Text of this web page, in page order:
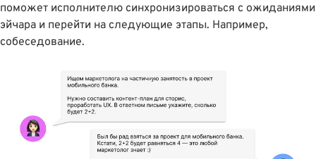
поможет исполнителю синхронизироваться с ожиданиями
эйчара и перейти на следующие этапы. Например,
собеседование.